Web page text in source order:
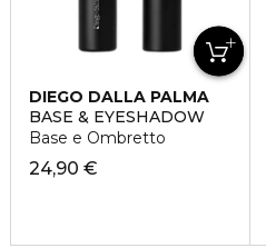
DIEGO DALLA PALMA
BASE & EYESHADOW
Base e Ombretto
24,90 €